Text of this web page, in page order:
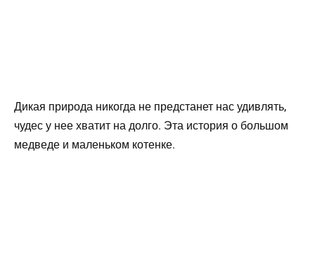
Дикая природа никогда не предстанет нас удивлять,
чудес у нее хватит на долго. Эта история о большом
медведе и маленьком котенке.